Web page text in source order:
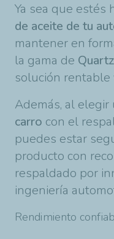
Ya sea que estés
de aceite de tu
mantener en
la gama de
solución rentable
Además, al elegir
carro con el
puedes estar
producto con
respaldado por
ingeniería
Rendimiento